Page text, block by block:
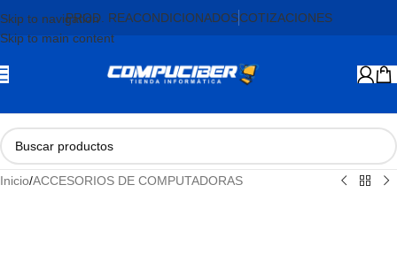
Skip to navigation
Skip to main content
PROD. REACONDICIONADOSCOTIZACIONES
Inicio/ACCESORIOS DE COMPUTADORAS